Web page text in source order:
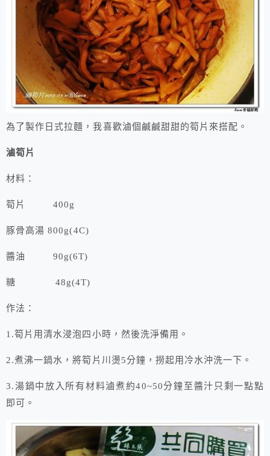
為了製作日式拉麵，我喜歡滷個鹹鹹甜甜的筍片來搭配。
滷筍片
材料：
筍片 400g
豚骨高湯 800g(4C)
醬油 90g(6T)
糖 48g(4T)
作法：
1.筍片用清水浸泡四小時，然後洗淨備用。
2.煮沸一鍋水，將筍片川燙5分鐘，撈起用冷水沖洗一下。
3.湯鍋中放入所有材料滷煮約40~50分鐘至醬汁只剩一點點
即可。